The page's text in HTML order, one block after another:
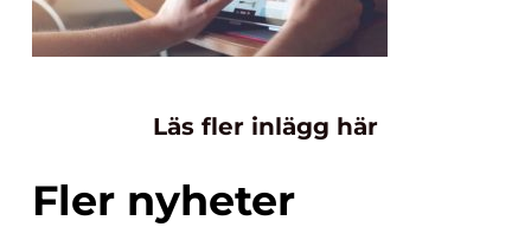
Läs fler inlägg här
Fler nyheter